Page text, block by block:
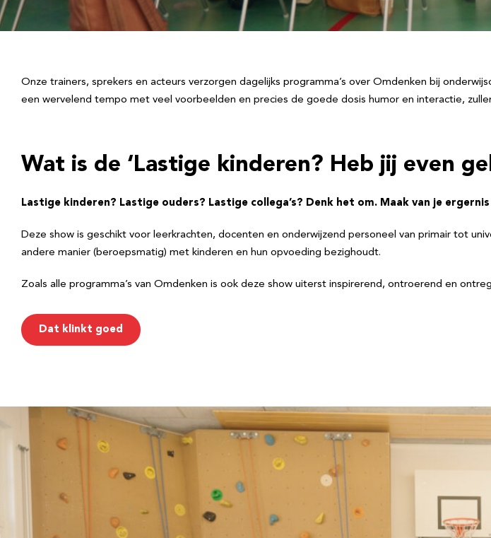
Onze trainers, sprekers en acteurs verzorgen dagelijks programma’s over Omdenken bij
een wervelend tempo met veel voorbeelden en precies de goede dosis humor en interactie,
Wat is de ‘Lastige kinderen? Heb jij even
Lastige kinderen? Lastige ouders? Lastige collega’s? Denk het om. Maak van je
Deze show is geschikt voor leerkrachten, docenten en onderwijzend personeel van primair tot
andere manier (beroepsmatig) met kinderen en hun opvoeding bezighoudt.
Zoals alle programma’s van Omdenken is ook deze show uiterst inspirerend, ontroerend en
Dat klinkt goed